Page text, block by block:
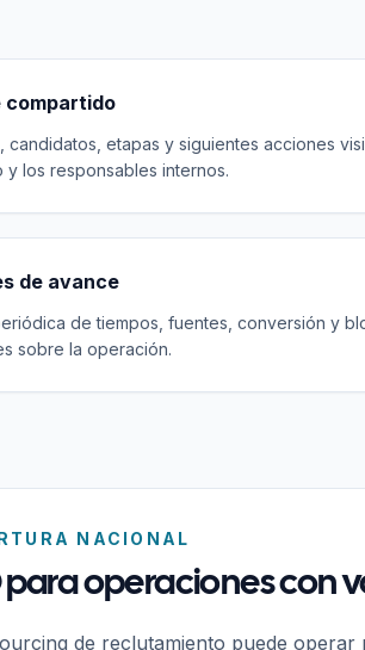
compartido
candidatos, etapas y siguientes acciones
y los responsables internos.
de avance
de tiempos, fuentes, conversión y
sobre la operación.
NACIONAL
para operaciones con
de reclutamiento puede operar